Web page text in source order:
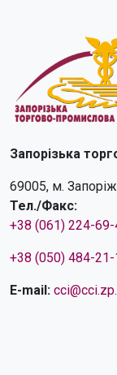
Запорізька
69005, м.
Тел./Факс:
+38 (061) 224-
+38 (050) 484-21-
E-mail: